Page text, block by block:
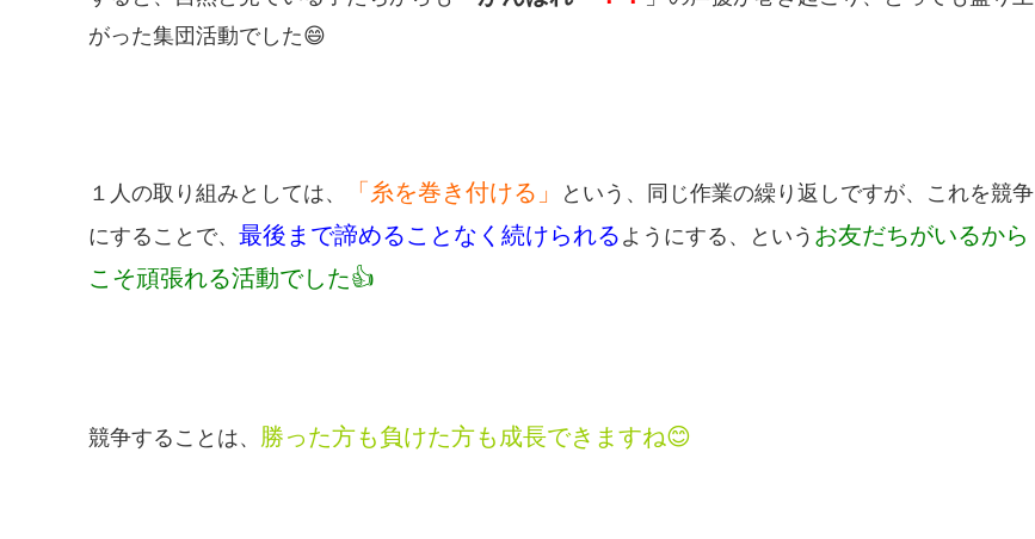
がった集団活動でした😄
１人の取り組みとしては、 「糸を巻き付ける」
という、同じ作業の繰り返しですが、これを競争
にすることで、 最後まで諦めることなく続けられる ようにする、という お友だちがいるから
こそ頑張れる活動でした👍
競争することは、 勝った方も負けた方も成長できますね😊